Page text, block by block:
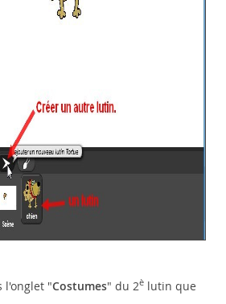
l'onglet "Costumes" du 2è lutin que